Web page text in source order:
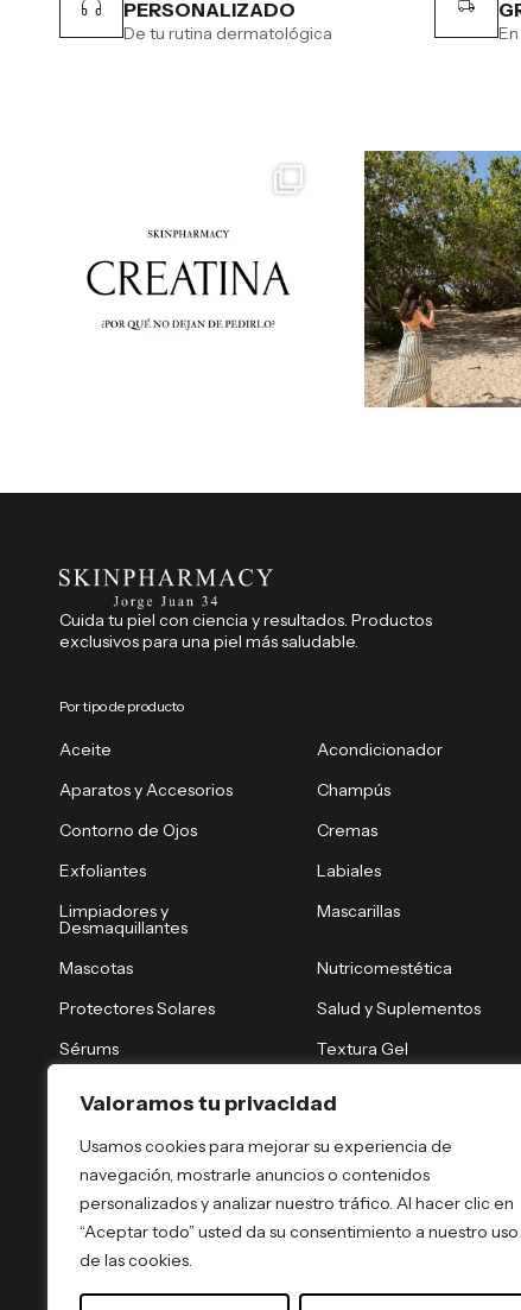
Valoramos tu privacidad
Usamos cookies para mejorar su experiencia de
navegación, mostrarle anuncios o contenidos
personalizados y analizar nuestro tráfico. Al hacer clic en
“Aceptar todo” usted da su consentimiento a nuestro uso
de las cookies.
PERSONALIZADO
De tu rutina dermatológica
Cuida tu piel con ciencia y resultados. Productos
exclusivos para una piel más saludable.
Por tipo de producto
Aceite
Acondicionador
Aparatos y Accesorios
Champús
Contorno de Ojos
Cremas
Exfoliantes
Labiales
Limpiadores y
Desmaquillantes
Mascarillas
Mascotas
Nutricomestética
Protectores Solares
Salud y Suplementos
Sérums
Textura Gel